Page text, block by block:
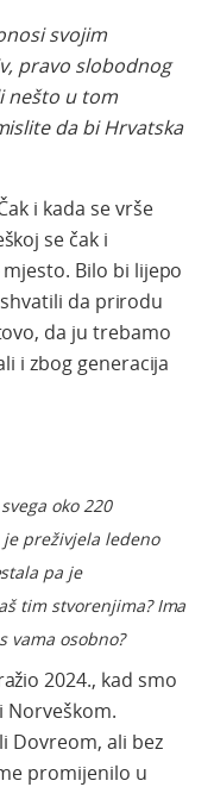
svojim
pravo slobodnog
nešto u tom
da bi Hrvatska
i kada se vrše
se čak i
Bilo bi lijepo
da prirodu
da ju trebamo
i zbog generacija
oko 220
preživjela ledeno
pa je
tim stvorenjima? Ima
vama osobno?
2024., kad smo
Norveškom.
Dovreom, ali bez
promijenilo u